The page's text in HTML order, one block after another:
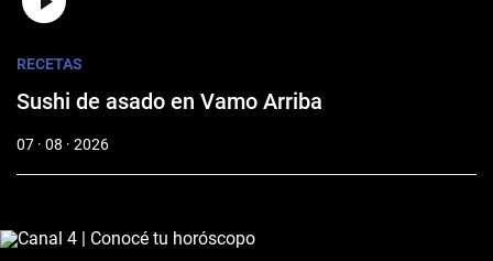
RECETAS
Sushi de asado en Vamo Arriba
07 · 08 · 2026